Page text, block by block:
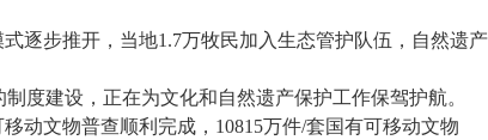
步推开，当地1.7万牧民加入生态管护队伍，自然遗产
建设，正在为文化和自然遗产保护工作保驾护航。
文物普查顺利完成，10815万件/套国有可移动文物